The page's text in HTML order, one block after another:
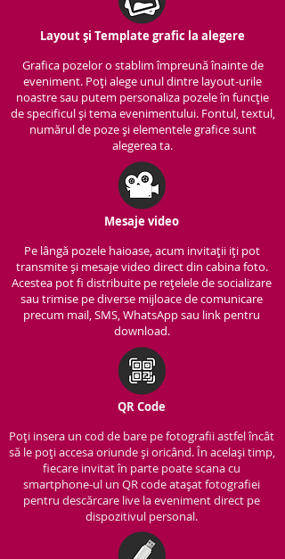
Layout și Template grafic la alegere
Grafica pozelor o stablim împreună înainte de
eveniment. Poți alege unul dintre layout-urile
noastre sau putem personaliza pozele în funcție
de specificul și tema evenimentului. Fontul, textul,
numărul de poze și elementele grafice sunt
alegerea ta.
Mesaje video
Pe lângă pozele haioase, acum invitații iți pot
transmite și mesaje video direct din cabina foto.
Acestea pot fi distribuite pe rețelele de socializare
sau trimise pe diverse mijloace de comunicare
precum mail, SMS, WhatsApp sau link pentru
download.
QR Code
Poți insera un cod de bare pe fotografii astfel încât
să le poți accesa oriunde și oricând. În același timp,
fiecare invitat în parte poate scana cu
smartphone-ul un QR code atașat fotografiei
pentru descărcare live la eveniment direct pe
dispozitivul personal.